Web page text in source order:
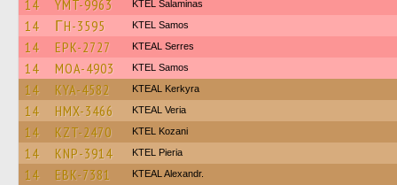
14 YMT-9963 KTEL Salaminas
14 ΓH-3595 KTEL Samos
14 EPK-2727 KTEAL Serres
14 MOA-4903 KTEL Samos
14 KYA-4582 KTEAL Kerkyra
14 HMX-3466 KTEAL Veria
14 KZT-2470 ΚΤΕL Kozani
14 KNP-3914 KTEL Pieria
14 EBK-7381 KTEAL Alexandr.